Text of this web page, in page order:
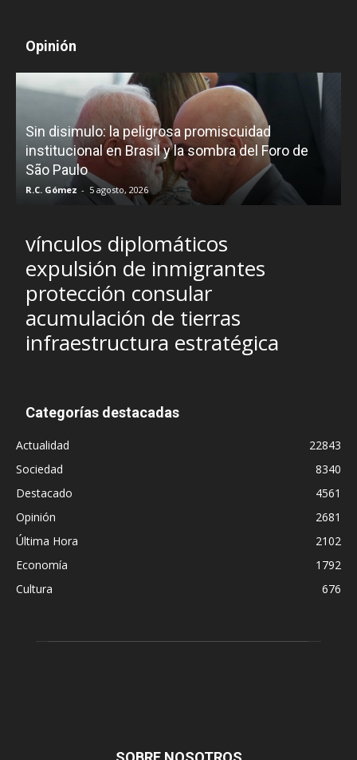
Opinión
Sin disimulo: la peligrosa promiscuidad
institucional en Brasil y la sombra del Foro de
São Paulo
R.C. Gómez - 5 agosto, 2026
vínculos diplomáticos
expulsión de inmigrantes
protección consular
acumulación de tierras
infraestructura estratégica
Categorías destacadas
Actualidad
22843
Sociedad
8340
Destacado
4561
Opinión
2681
Última Hora
2102
Economía
1792
Cultura
676